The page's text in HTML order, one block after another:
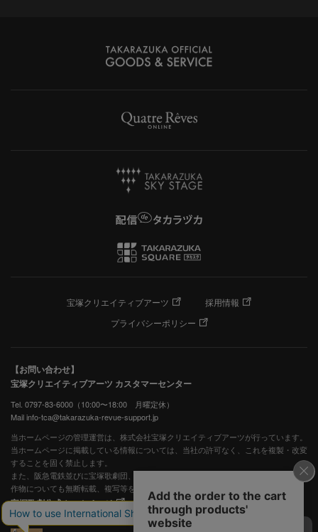
宝塚クリエイティブアーツ
採用情報
プライバシーポリシー
【お問い合わせ】
宝塚クリエイティブアーツ カスタマーセンター
Tel. 0797-83-6000（10:00〜18:00 月曜定休）
Mail info-tca@takarazuka-revue-support.jp
当ホームページの管理運営は、株式会社宝塚クリエイティブアーツが行っています。
当ホームページに掲載している情報については、当社の許可なく、これを複製・改変
することを固く禁止します。
また、阪急電鉄並びに宝塚歌劇団、宝塚クリエイティブアーツの出版物ほか写真等著
作物についても無断転載、複写等を禁じます。
宝塚歌劇公式ホームページ